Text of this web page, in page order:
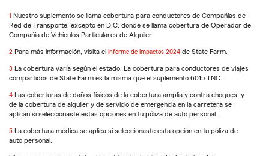
1 Return
to
reference
Nuestro suplemento se llama cobertura para conductores de Compañías de
Red de Transporte, excepto en D.C. donde se llama cobertura de Operador de
Compañía de Vehículos Particulares de Alquiler.
2 Return
reference
Para más información, visita el informe de impactos 2024 de State Farm.
3 Return
to
La cobertura varía según el estado. La cobertura para conductores de viajes
compartidos de State Farm es la misma que el suplemento 6015 TNC.
4 Return
to
reference
Las coberturas de daños físicos de la cobertura amplia y contra choques, y
de la cobertura de alquiler y de servicio de emergencia en la carretera se
aplican si seleccionaste estas opciones en tu póliza de auto personal.
5 Return
to
La cobertura médica se aplica si seleccionaste esta opción en tu póliza de
auto personal.